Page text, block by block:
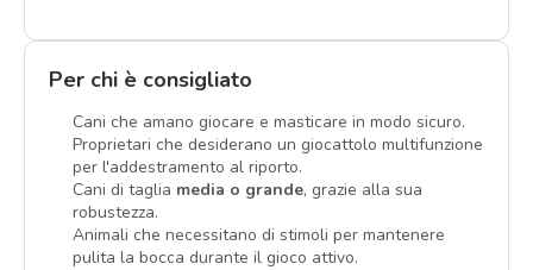
Per chi è consigliato
Cani che amano giocare e masticare in modo sicuro.
Proprietari che desiderano un giocattolo multifunzione
per l'addestramento al riporto.
Cani di taglia media o grande, grazie alla sua
robustezza.
Animali che necessitano di stimoli per mantenere
pulita la bocca durante il gioco attivo.